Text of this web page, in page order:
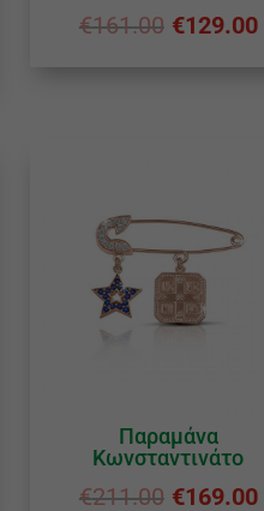
€161.00 €129.00
Παραμάνα
Κωνσταντινάτο
€211.00 €169.00